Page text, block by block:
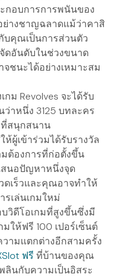
กอบการการพนันของ
ย่างชาญฉลาดแม้ว่าคาสิ
บคุณเป็นการส่วนตัว
ดอันดับในช่วงขนาด
ชนะได้อย่างเหมาะสม
ม Revolves จะได้รับ
าหนึ่ง 3125 บทละคร
ที่สนุกสนาน
ผู้เข้าร่วมได้รับรางวัล
ต้องการที่ก่อตั้งขึ้น
สนอปัญหาหนึ่งจุด
ดเร็วและคุณอาจทำให้
เล่นเกมใหม่
วิดีโอเกมที่สูงขึ้นซึ่งมี
มให้ฟรี 100 เปอร์เซ็นต์
มแตกต่างอีกสามครั้ง
ฟรี ที่บ้านของคุณ
ลินกับความเป็นอิสระ